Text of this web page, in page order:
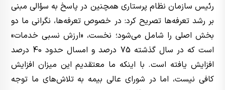
رئیس سازمان نظام پرستاری همچنین در پاسخ به سؤالی مبنی
بر رشد تعرفه‌ها تصریح کرد: در خصوص تعرفه‌ها، نگرانی ما دو
بخش اصلی را شامل می‌شود؛ نخست، «ارزش نسبی خدمات»
است که در سال گذشته 75 درصد و امسال حدود 40 درصد
افزایش یافته است. با اینکه ما معتقدیم این میزان افزایش
کافی نیست، اما در شورای عالی بیمه به تلاش‌های ما توجه